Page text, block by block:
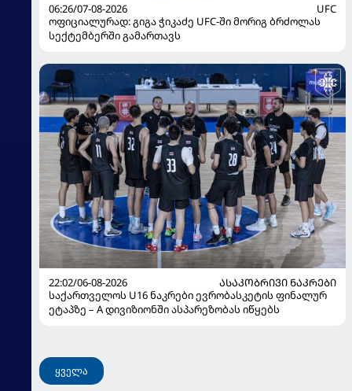
06:26/07-08-2026
UFC
ოფიციალურად: გიგა ჭიკაძე UFC-ში მორიგ ბრძოლას
სექტემბერში გამართავს
22:02/06-08-2026
ᲐᲡᲐᲙᲝᲑᲠᲘᲕᲘ ᲜᲐᲙᲠᲔᲑᲘ
საქართველოს U16 ნაკრები ევრობასკეტის ფინალურ
ეტაპზე – A დივიზიონში ასპარეზობას იწყებს
ყველა